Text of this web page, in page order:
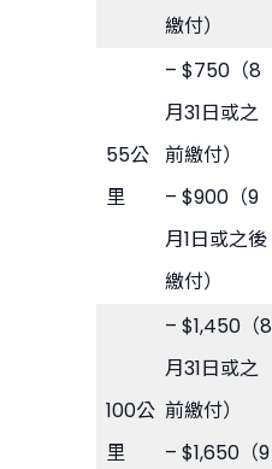
繳付）
55公
里
– $750（8
月31日或之
前繳付）
– $900（9
月1日或之後
繳付）
100公
里
– $1,450（8
月31日或之
前繳付）
– $1,650（9